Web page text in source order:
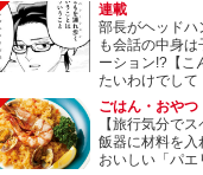
連載
部長がヘッドハ
も会話の中身
ーション!?【こ
たいわけでし
ごはん・おやつ
【旅行気分で
飯器に材料を入
おいしい「パ